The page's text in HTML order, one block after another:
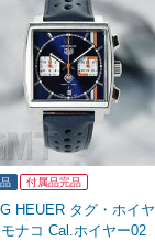
付属品完品
HEUER タグ・ホイヤ
ナコ Cal.ホイヤー02